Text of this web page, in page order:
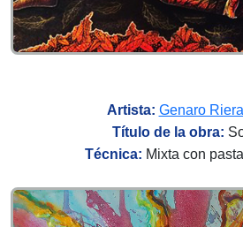
Artista: Genaro
Título de la obra:
Técnica: Mixta con